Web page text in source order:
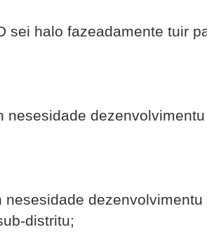
sei halo fazeadamente tuir
nesesidade
nesesidade
distritu;